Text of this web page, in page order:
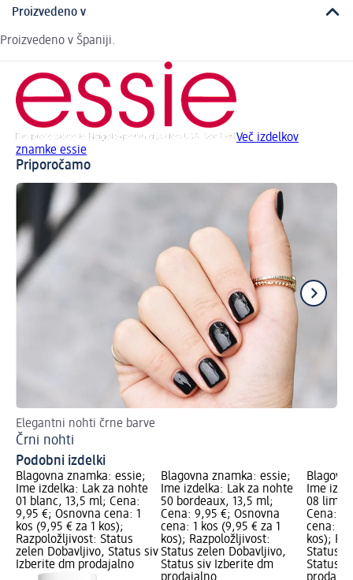
Proizvedeno v
Proizvedeno v Španiji.
Več izdelkov
znamke essie
Priporočamo
Elegantni nohti črne barve
Črni nohti
Podobni izdelki
Blagovna znamka: essie;
Ime izdelka: Lak za nohte
01 blanc, 13,5 ml; Cena:
9,95 €; Osnovna cena: 1
kos (9,95 € za 1 kos);
Razpoložljivost: Status
zelen Dobavljivo, Status siv
Izberite dm prodajalno
Blagovna znamka: essie;
Ime izdelka: Lak za nohte
50 bordeaux, 13,5 ml;
Cena: 9,95 €; Osnovna
cena: 1 kos (9,95 € za 1
kos); Razpoložljivost:
Status zelen Dobavljivo,
Status siv Izberite dm
Ime
08 limo-
Cena:
cena: 1
kos);
Status
Status